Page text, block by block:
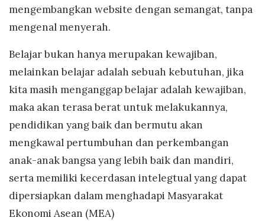
mengembangkan website dengan semangat, tanpa
mengenal menyerah.
Belajar bukan hanya merupakan kewajiban,
melainkan belajar adalah sebuah kebutuhan, jika
kita masih menganggap belajar adalah kewajiban,
maka akan terasa berat untuk melakukannya,
pendidikan yang baik dan bermutu akan
mengkawal pertumbuhan dan perkembangan
anak-anak bangsa yang lebih baik dan mandiri,
serta memiliki kecerdasan intelegtual yang dapat
dipersiapkan dalam menghadapi Masyarakat
Ekonomi Asean (MEA)